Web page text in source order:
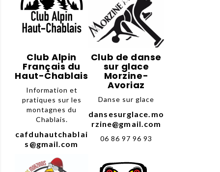
Club Alpin
Français du
Haut-Chablais
Information et
pratiques sur les
montagnes du
Chablais.
cafduhautchablai
s@gmail.com
Club de danse
sur glace
Morzine-
Avoriaz
Danse sur glace
dansesurglace.mo
rzine@gmail.com
06 86 97 96 93